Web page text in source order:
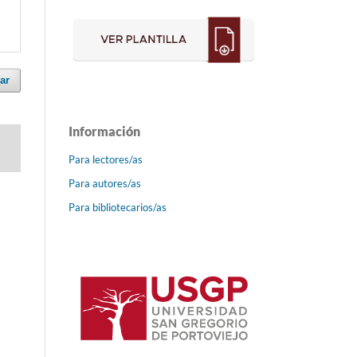
Información
Para lectores/as
Para autores/as
Para bibliotecarios/as